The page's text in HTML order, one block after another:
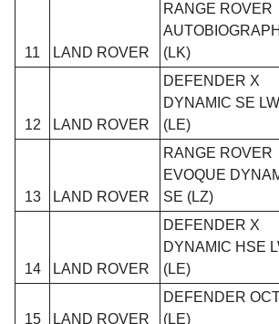
11 LAND ROVER
RANGE ROVER
(LK)
12 LAND ROVER
DEFENDER X
DYNAMIC SE
(LE)
13 LAND ROVER
RANGE ROVER
EVOQUE
SE (LZ)
14 LAND ROVER
DEFENDER X
DYNAMIC HSE
(LE)
15 LAND ROVER
DEFENDER
(LE)